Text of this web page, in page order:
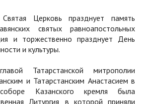
Церковь празднует память
святых равноапостольных
и торжественно празднует День
и культуры.
Татарстанской митрополии
и Татарстанским Анастасием в
Казанского кремля была
Литургия, в которой приняли